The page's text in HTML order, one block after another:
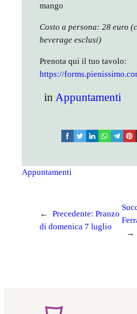
mango
Costo a persona: 28 euro
beverage esclusi)
Prenota qui il tuo tavolo:
https://
in Appuntamenti
facebooktwitterlinkedinwhatsapptelegram
pinterest
Appuntamenti
← Precedente: Pranzo
di domenica 7 luglio
→